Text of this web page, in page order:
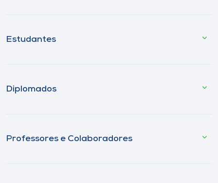
Estudantes
Diplomados
Professores e Colaboradores